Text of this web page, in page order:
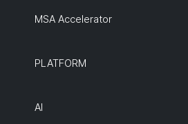
MSA Accelerator
PLATFORM
AI